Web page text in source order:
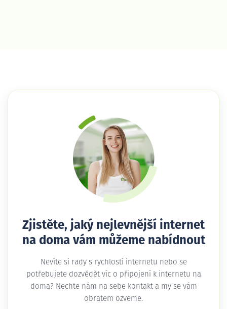
Zjistěte, jaký nejlevnější internet
na doma vám můžeme nabídnout
Nevíte si rady s rychlostí internetu nebo se
potřebujete dozvědět víc o připojení k internetu na
doma? Nechte nám na sebe kontakt a my se vám
obratem ozveme.